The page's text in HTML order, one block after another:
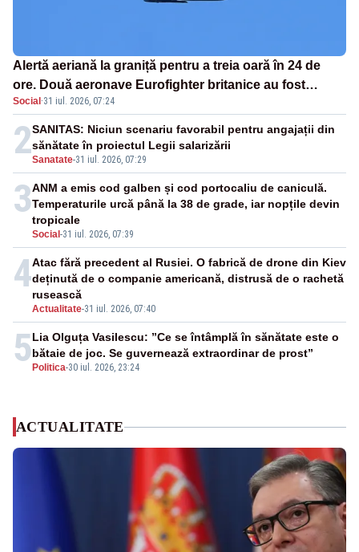
Alertă aeriană la graniță pentru a treia oară în 24 de
ore. Două aeronave Eurofighter britanice au fost
ridicate de la sol
Social ·31 iul. 2026, 07:24
2Sanatate-31 iul. 2026, 07:29
SANITAS: Niciun scenariu favorabil pentru angajații din
sănătate în proiectul Legii salarizării
3
Social -31 iul. 2026, 07:39
ANM a emis cod galben și cod portocaliu de caniculă.
Temperaturile urcă până la 38 de grade, iar nopțile devin
tropicale
4
Actualitate-31 iul. 2026, 07:40
Atac fără precedent al Rusiei. O fabrică de drone din Kiev
deținută de o companie americană, distrusă de o rachetă
rusească
5 Politica-30 iul. 2026, 23:24
Lia Olguța Vasilescu: ”Ce se întâmplă în sănătate este o
bătaie de joc. Se guvernează extraordinar de prost”
ACTUALITATE